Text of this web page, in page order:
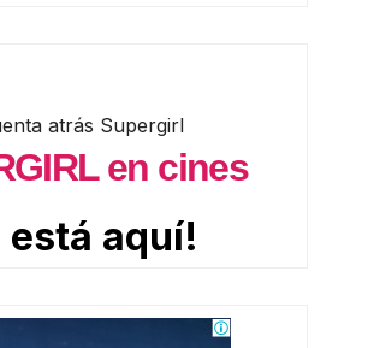
en cines
está aquí!